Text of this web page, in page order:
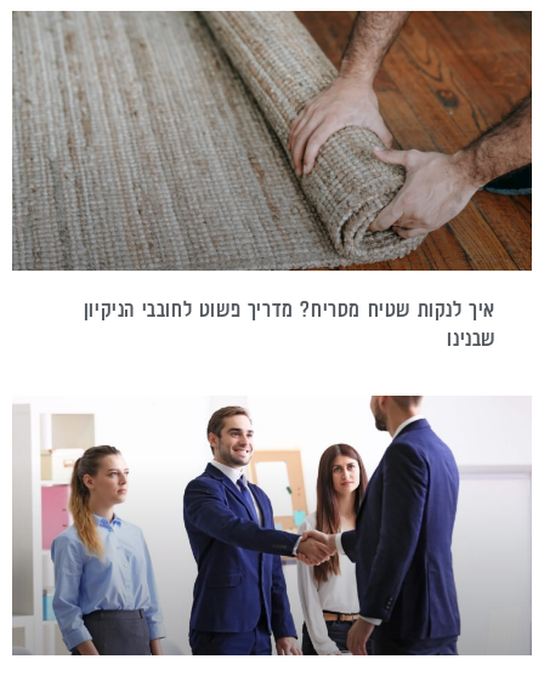
איך לנקות שטיח מסריח? מדריך פשוט לחובבי הניקיון
שבנינו